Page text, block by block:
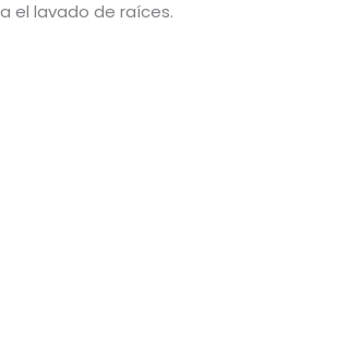
el lavado de raíces.